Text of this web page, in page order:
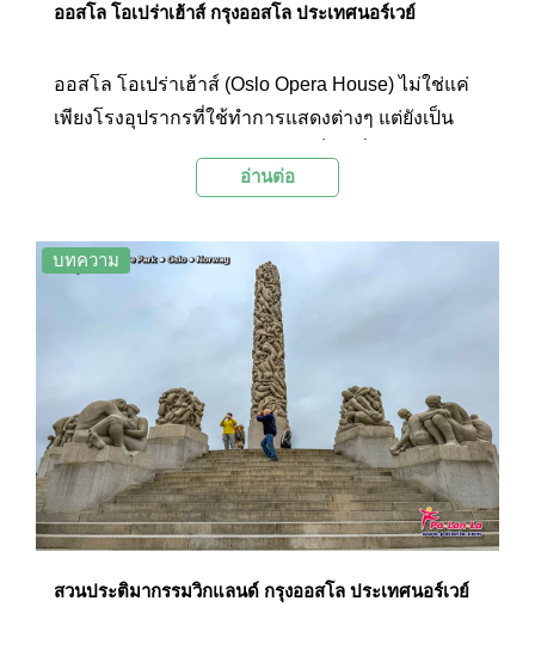
ออสโล โอเปร่าเฮ้าส์ กรุงออสโล ประเทศนอร์เวย์
ออสโล โอเปร่าเฮ้าส์ (Oslo Opera House) ไม่ใช่แค่
เพียงโรงอุปรากรที่ใช้ทำการแสดงต่างๆ แต่ยังเป็น
มาร์กที่โดดเด่นที่สุดของนอร์เวย์ ด้วยดีไซน์ที่ทันสมัย
อ่านต่อ
บทความ
สวนประติมากรรมวิกแลนด์ กรุงออสโล ประเทศนอร์เวย์